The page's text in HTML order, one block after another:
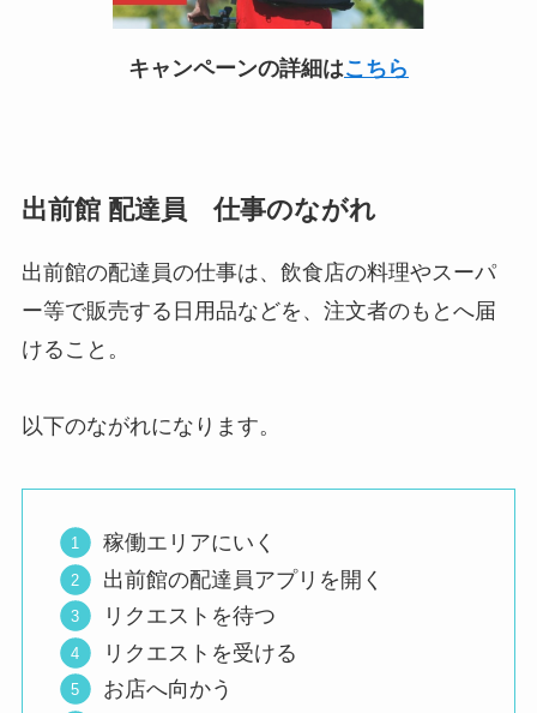
キャンペーンの詳細はこちら
出前館 配達員 仕事のながれ
出前館の配達員の仕事は、飲食店の料理やスーパ
ー等で販売する日用品などを、注文者のもとへ届
けること。
以下のながれになります。
稼働エリアにいく
出前館の配達員アプリを開く
リクエストを待つ
リクエストを受ける
お店へ向かう